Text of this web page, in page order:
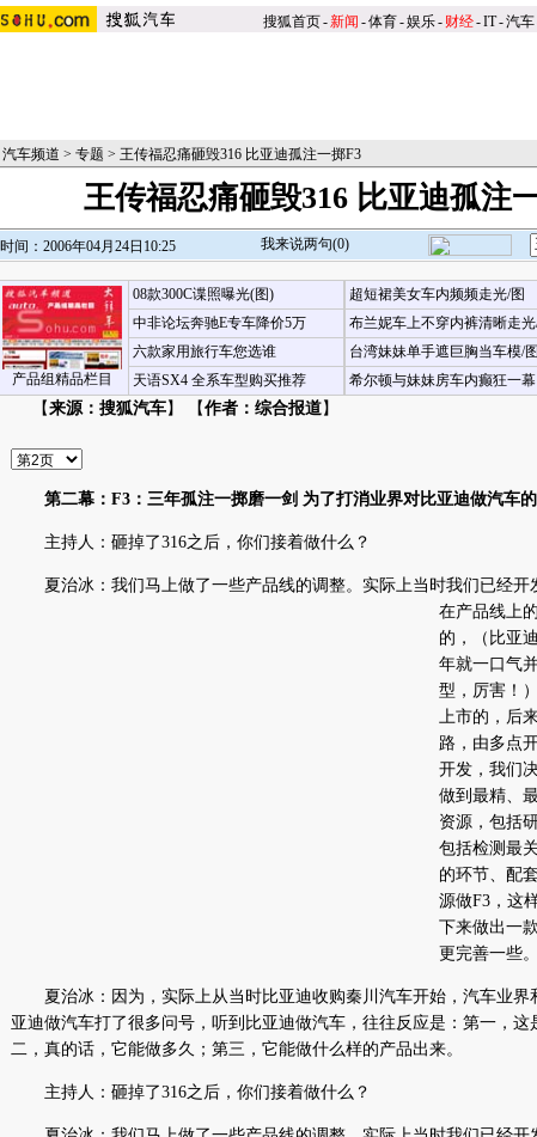
搜狐首页-新闻 -体育-娱乐- 财经-IT-汽车
汽车频道 > 专题 > 王传福忍痛砸毁316 比亚迪孤注一掷F3
王传福忍痛砸毁316 比亚迪孤注
时间：2006年04月24日10:25 我来说两句(0)
产品组精品栏目
08款300C谍照曝光(图)
中非论坛奔驰E专车降价5万
六款家用旅行车您选谁
天语SX4 全系车型购买推荐
超短裙美女车内频频走光/图
布兰妮车上不穿内裤清晰走光
台湾妹妹单手遮巨胸当车模/图
希尔顿与妹妹房车内癫狂一幕
【来源：搜狐汽车】 【作者：综合报道】
第二幕：F3：三年孤注一掷磨一剑 为了打消业界对比亚迪做汽车的
主持人：砸掉了316之后，你们接着做什么？
夏治冰：我们马上做了一些产品线的调整。 实际上当时我们已经开
在产品线上
的，（比亚
年就一口气
型，厉害！
上市的，后
路，由多点
开发，我们
做到最精、
资源，包括
包括检测最
的环节、配
源做F3，这
下来做出一
更完善一些。
夏治冰：因为，实际上从当时比亚迪收购秦川汽车开始，汽车业界
亚迪做汽车打了很多问号，听到比亚迪做汽车，往往反应是：第一，这
二，真的话，它能做多久；第三，它能做什么样的产品出来。
主持人：砸掉了316之后，你们接着做什么？